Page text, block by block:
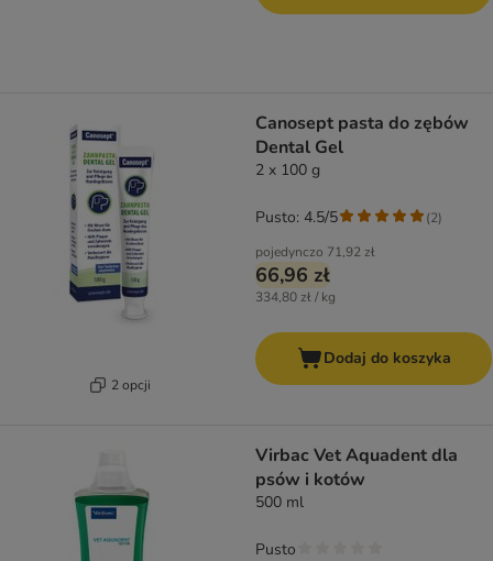
2 opcji
Canosept pasta do zębów
Dental Gel
2 x 100 g
pojedynczo 71,92 zł
66,96 zł
334,80 zł / kg
Pusto: 4.5/5 (2)
Dodaj do koszyka
Virbac Vet Aquadent dla
psów i kotów
500 ml
Pusto